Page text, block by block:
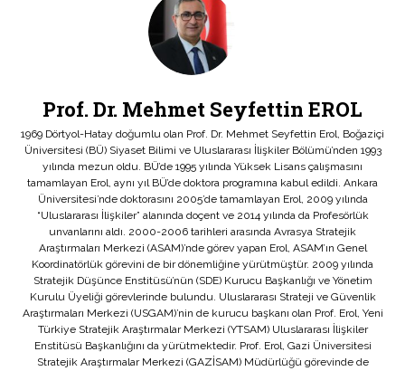
Prof. Dr. Mehmet Seyfettin EROL
1969 Dörtyol-Hatay doğumlu olan Prof. Dr. Mehmet Seyfettin Erol, Boğaziçi
Üniversitesi (BÜ) Siyaset Bilimi ve Uluslararası İlişkiler Bölümü’nden 1993
yılında mezun oldu. BÜ’de 1995 yılında Yüksek Lisans çalışmasını
tamamlayan Erol, aynı yıl BÜ’de doktora programına kabul edildi. Ankara
Üniversitesi’nde doktorasını 2005’de tamamlayan Erol, 2009 yılında
“Uluslararası İlişkiler” alanında doçent ve 2014 yılında da Profesörlük
unvanlarını aldı. 2000-2006 tarihleri arasında Avrasya Stratejik
Araştırmaları Merkezi (ASAM)’nde görev yapan Erol, ASAM’ın Genel
Koordinatörlük görevini de bir dönemliğine yürütmüştür. 2009 yılında
Stratejik Düşünce Enstitüsü’nün (SDE) Kurucu Başkanlığı ve Yönetim
Kurulu Üyeliği görevlerinde bulundu. Uluslararası Strateji ve Güvenlik
Araştırmaları Merkezi (USGAM)’nin de kurucu başkanı olan Prof. Erol, Yeni
Türkiye Stratejik Araştırmalar Merkezi (YTSAM) Uluslararası İlişkiler
Enstitüsü Başkanlığını da yürütmektedir. Prof. Erol, Gazi Üniversitesi
Stratejik Araştırmalar Merkezi (GAZİSAM) Müdürlüğü görevinde de